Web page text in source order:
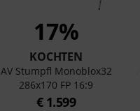
17%
KOCHTEN
AV Stumpfl Monoblox32
286x170 FP 16:9
€ 1.599